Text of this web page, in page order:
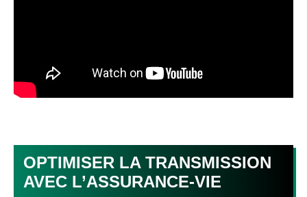
OPTIMISER LA TRANSMISSION
AVEC L’ASSURANCE-VIE